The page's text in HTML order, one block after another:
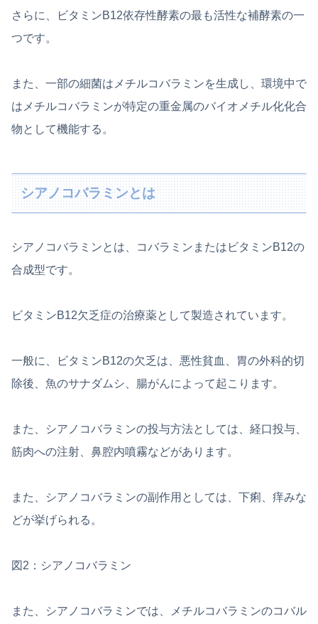
さらに、ビタミンB12依存性酵素の最も活性な補酵素の一
つです。
また、一部の細菌はメチルコバラミンを生成し、環境中で
はメチルコバラミンが特定の重金属のバイオメチル化化合
物として機能する。
シアノコバラミンとは
シアノコバラミンとは、コバラミンまたはビタミンB12の
合成型です。
ビタミンB12欠乏症の治療薬として製造されています。
一般に、ビタミンB12の欠乏は、悪性貧血、胃の外科的切
除後、魚のサナダムシ、腸がんによって起こります。
また、シアノコバラミンの投与方法としては、経口投与、
筋肉への注射、鼻腔内噴霧などがあります。
また、シアノコバラミンの副作用としては、下痢、痒みな
どが挙げられる。
図2：シアノコバラミン
また、シアノコバラミンでは、メチルコバラミンのコバル